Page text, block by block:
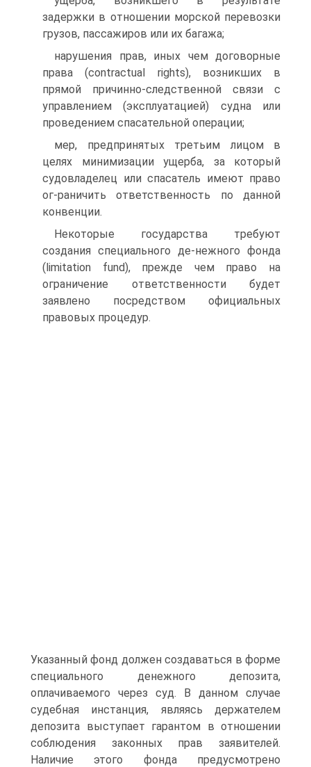
задержки в отношении морской перевозки
грузов, пассажиров или их багажа;
нарушения прав, иных чем договорные
права (contractual rights), возникших в
прямой причинно-следственной связи с
управлением (эксплуатацией) судна или
проведением спасательной операции;
мер, предпринятых третьим лицом в
целях минимизации ущерба, за который
судовладелец или спасатель имеют право
ог-раничить ответственность по данной
конвенции.
Некоторые государства требуют
создания специального де-нежного фонда
(limitation fund), прежде чем право на
ограничение ответственности будет
заявлено посредством официальных
правовых процедур.
Указанный фонд должен создаваться в форме
специального денежного депозита,
оплачиваемого через суд. В данном случае
судебная инстанция, являясь держателем
депозита выступает гарантом в отношении
соблюдения законных прав заявителей.
Наличие этого фонда предусмотрено